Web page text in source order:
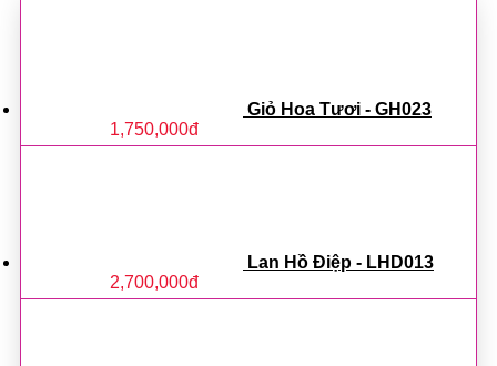
Giỏ Hoa Tươi - GH023
1,750,000đ
Lan Hồ Điệp - LHD013
2,700,000đ